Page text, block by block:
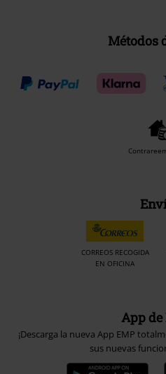
Métodos
CORREOS RECOGIDA
EN OFICINA
App
¡Descarga la nueva App EMP
sus nuevas